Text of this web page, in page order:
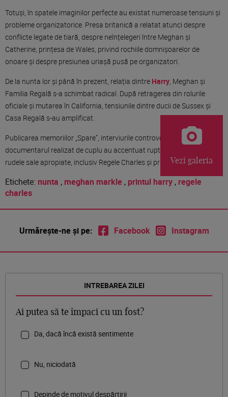
Totuși, în spatele imaginilor perfecte au existat numeroase tensiuni și
probleme organizatorice. Presa britanică a relatat atunci despre
conflicte legate de tiară, despre neînțelegeri între Meghan și
Catherine, prințesa de Wales, privind rochiile domnișoarelor de
onoare și despre presiunea uriașă pusă pe organizatori.
De la nunta lor și până în prezent, relația dintre Harry, Meghan și
Familia Regală s-a schimbat radical. După retragerea din rolurile
oficiale și mutarea în California, tensiunile dintre ducii de Sussex și
Casa Regală s-au amplificat.
Publicarea memoriilor „Spare”, interviurile controversate și
documentarul realizat de cuplu au accentuat ruptura dintre Harry și
rudele sale apropiate, inclusiv Regele Charles și prințul William.
Vezi galeria
Etichete: nunta , meghan markle, printul harry, regele
charles
Urmărește-ne și pe: Facebook Instagram
INTREBAREA ZILEI
Ai putea să te împaci cu un fost?
Da, dacă încă există sentimente
Nu, niciodată
Depinde de motivul despărțirii